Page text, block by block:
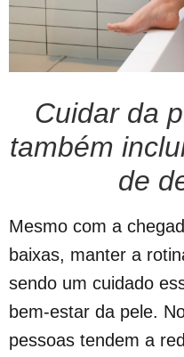
Cuidar da
também
de
Mesmo com a
baixas, manter a
sendo um cuidado
bem-estar da pele.
pessoas tendem a